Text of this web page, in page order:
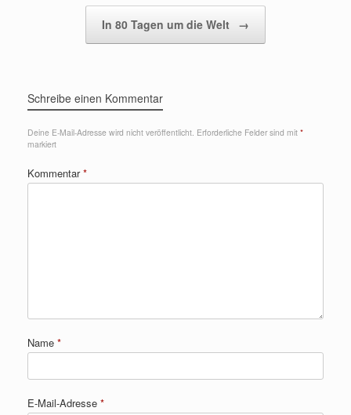
In 80 Tagen um die Welt →
Schreibe einen Kommentar
Deine E-Mail-Adresse wird nicht veröffentlicht. Erforderliche Felder sind mit *
markiert
Kommentar*
Name *
E-Mail-Adresse *